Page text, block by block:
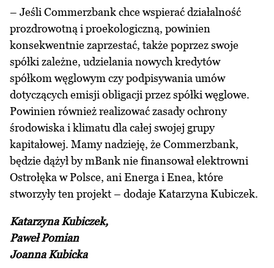
– Jeśli Commerzbank chce wspierać działalność
prozdrowotną i proekologiczną, powinien
konsekwentnie zaprzestać, także poprzez swoje
spółki zależne, udzielania nowych kredytów
spółkom węglowym czy podpisywania umów
dotyczących emisji obligacji przez spółki węglowe.
Powinien również realizować zasady ochrony
środowiska i klimatu dla całej swojej grupy
kapitałowej. Mamy nadzieję, że Commerzbank,
będzie dążył by mBank nie finansował elektrowni
Ostrołęka w Polsce, ani Energa i Enea, które
stworzyły ten projekt – dodaje Katarzyna Kubiczek.
Katarzyna Kubiczek,
Paweł Pomian
Joanna Kubicka